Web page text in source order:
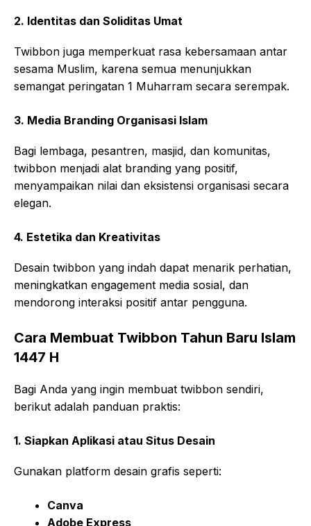
2. Identitas dan Soliditas Umat
Twibbon juga memperkuat rasa kebersamaan antar
sesama Muslim, karena semua menunjukkan
semangat peringatan 1 Muharram secara serempak.
3. Media Branding Organisasi Islam
Bagi lembaga, pesantren, masjid, dan komunitas,
twibbon menjadi alat branding yang positif,
menyampaikan nilai dan eksistensi organisasi secara
elegan.
4. Estetika dan Kreativitas
Desain twibbon yang indah dapat menarik perhatian,
meningkatkan engagement media sosial, dan
mendorong interaksi positif antar pengguna.
Cara Membuat Twibbon Tahun Baru Islam
1447 H
Bagi Anda yang ingin membuat twibbon sendiri,
berikut adalah panduan praktis:
1. Siapkan Aplikasi atau Situs Desain
Gunakan platform desain grafis seperti:
Canva
Adobe Express